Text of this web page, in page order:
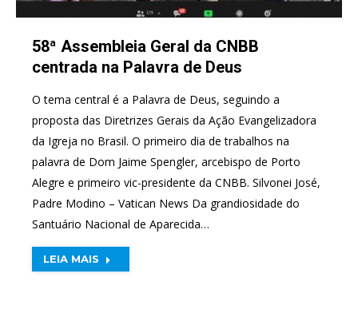
58ª Assembleia Geral da CNBB
centrada na Palavra de Deus
O tema central é a Palavra de Deus, seguindo a
proposta das Diretrizes Gerais da Ação Evangelizadora
da Igreja no Brasil. O primeiro dia de trabalhos na
palavra de Dom Jaime Spengler, arcebispo de Porto
Alegre e primeiro vic-presidente da CNBB. Silvonei José,
Padre Modino – Vatican News Da grandiosidade do
Santuário Nacional de Aparecida…
LEIA MAIS